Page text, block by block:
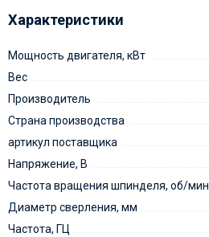
Характеристики
Мощность двигателя, кВт
Вес
Производитель
Страна производства
артикул поставщика
Напряжение, В
Частота вращения шпинделя, об/мин
Диаметр сверления, мм
Частота, ГЦ